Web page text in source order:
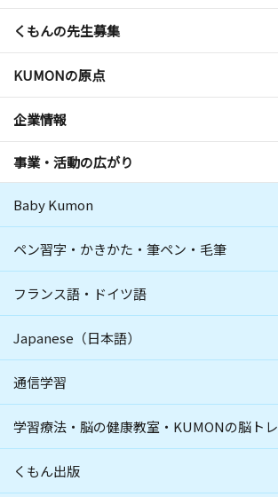
くもんの先生募集
KUMONの原点
企業情報
事業・活動の広がり
Baby Kumon
ペン習字・かきかた・筆ペン・毛筆
フランス語・ドイツ語
Japanese（日本語）
通信学習
学習療法・脳の健康教室・KUMONの脳トレ
くもん出版